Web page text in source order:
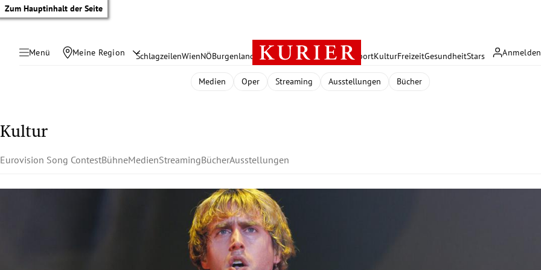
Zum Hauptinhalt der Seite
Menü Meine Region Anmelden
SchlagzeilenWienNÖBurgenland Österreich PolitikWirtschaft SportKulturFreizeitGesundheitStars
Medien Oper Streaming Ausstellungen Bücher
Kultur
Eurovision Song ContestBühneMedienStreamingBücherAusstellungen